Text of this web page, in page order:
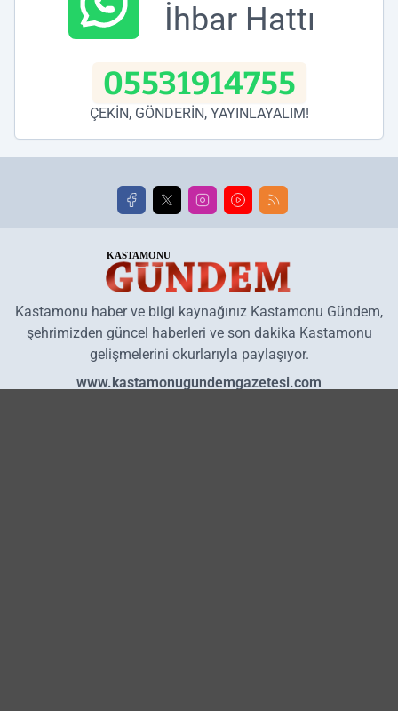
İhbar Hattı
05531914755
ÇEKİN, GÖNDERİN, YAYINLAYALIM!
Kastamonu haber ve bilgi kaynağınız Kastamonu Gündem,
şehrimizden güncel haberleri ve son dakika Kastamonu
gelişmelerini okurlarıyla paylaşıyor.
www.kastamonugundemgazetesi.com